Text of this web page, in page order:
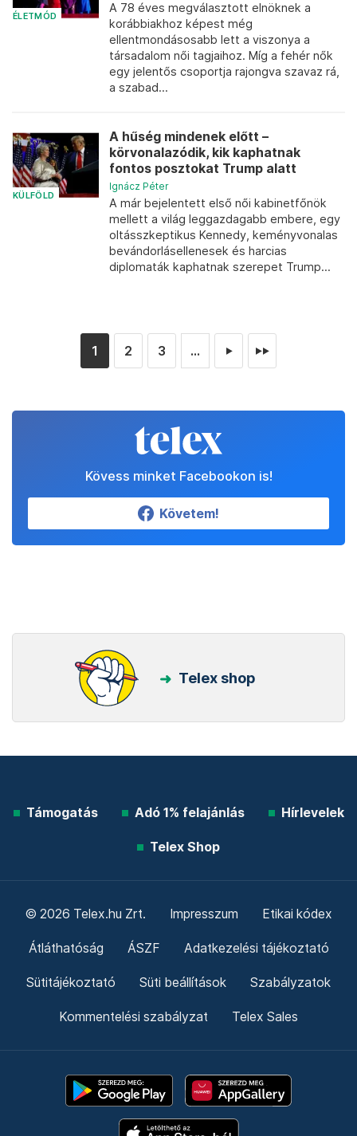
ÉLETMÓD
A 78 éves megválasztott elnöknek a
korábbiakhoz képest még
ellentmondásosabb lett a viszonya a
társadalom női tagjaihoz. Míg a fehér nők
egy jelentős csoportja rajongva szavaz rá,
a szabad...
KÜLFÖLD
A hűség mindenek előtt –
körvonalazódik, kik kaphatnak
fontos posztokat Trump alatt
Ignácz Péter
A már bejelentett első női kabinetfőnök
mellett a világ leggazdagabb embere, egy
oltásszkeptikus Kennedy, keményvonalas
bevándorlásellenesek és harcias
diplomaták kaphatnak szerepet Trump...
1 2 3 ... ► ►►
Kövess minket Facebookon is!
Követem!
Telex shop
Támogatás Adó 1% felajánlás Hírlevelek
Telex Shop
© 2026 Telex.hu Zrt. Impresszum Etikai kódex
Átláthatóság ÁSZF Adatkezelési tájékoztató
Sütitájékoztató Süti beállítások Szabályzatok
Kommentelési szabályzat Telex Sales